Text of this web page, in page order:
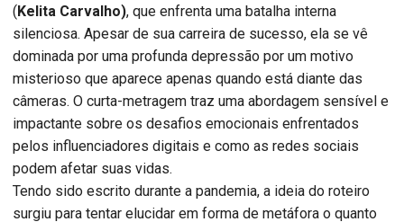
( Kelita Carvalho), que enfrenta uma batalha interna
silenciosa. Apesar de sua carreira de sucesso, ela se vê
dominada por uma profunda depressão por um motivo
misterioso que aparece apenas quando está diante das
câmeras. O curta-metragem traz uma abordagem sensível e
impactante sobre os desafios emocionais enfrentados
pelos influenciadores digitais e como as redes sociais
podem afetar suas vidas.
Tendo sido escrito durante a pandemia, a ideia do roteiro
surgiu para tentar elucidar em forma de metáfora o quanto